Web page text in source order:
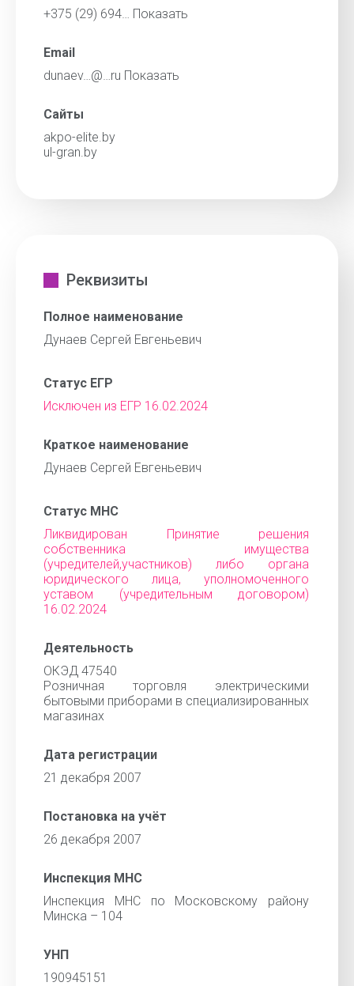
+375 (29) 694… Показать
Email
dunaev…@…ru Показать
Сайты
akpo-elite.by
ul-gran.by
Реквизиты
Полное наименование
Дунаев Сергей Евгеньевич
Статус ЕГР
Исключен из ЕГР 16.02.2024
Краткое наименование
Дунаев Сергей Евгеньевич
Статус МНС
Ликвидирован Принятие решения
собственника имущества
(учредителей,участников) либо органа
юридического лица, уполномоченного
уставом (учредительным договором)
16.02.2024
Деятельность
ОКЭД 47540
Розничная торговля электрическими
бытовыми приборами в специализированных
магазинах
Дата регистрации
21 декабря 2007
Постановка на учёт
26 декабря 2007
Инспекция МНС
Инспекция МНС по Московскому району
Минска – 104
УНП
190945151